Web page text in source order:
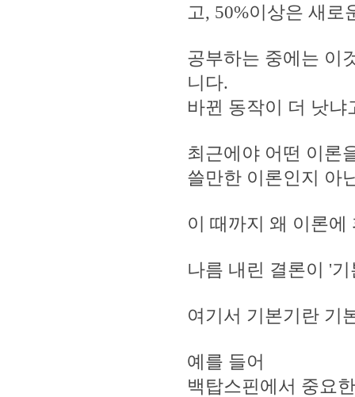
고, 50%이상은 새
공부하는 중에는 이
니다.
바뀐 동작이 더 낫
최근에야 어떤 이론
쓸만한 이론인지 아
이 때까지 왜 이론
나름 내린 결론이 '
여기서 기본기란 기
예를 들어
백탑스핀에서 중요